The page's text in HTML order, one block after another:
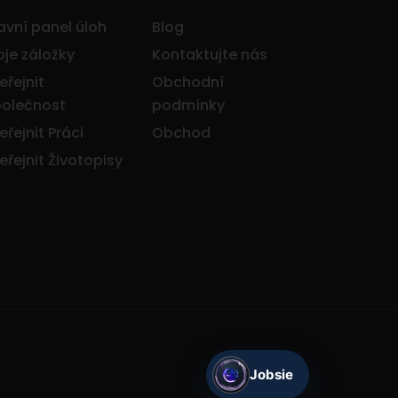
panel úloh
záložky
Práci
Životopisy
Blog
Kontaktujte nás
Obchodní
podmínky
Obchod
Jobsie